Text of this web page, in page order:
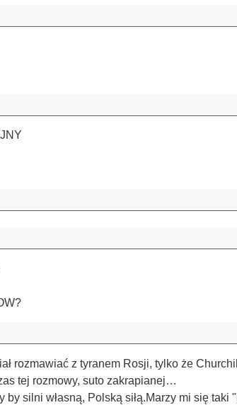
rozmawiać z tyranem Rosji, tylko że
tej rozmowy, suto zakrapianej…
by silni własną, Polską siłą.Marzy mi się